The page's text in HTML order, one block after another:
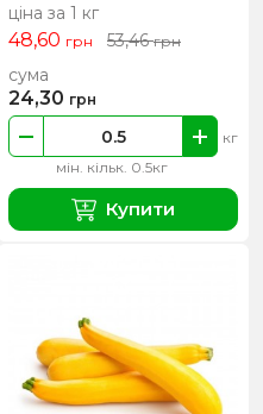
ціна за 1 кг
48,60 грн 53,46грн
мін. кільк. 0.5кг
кг
сума
24,30 грн
Купити